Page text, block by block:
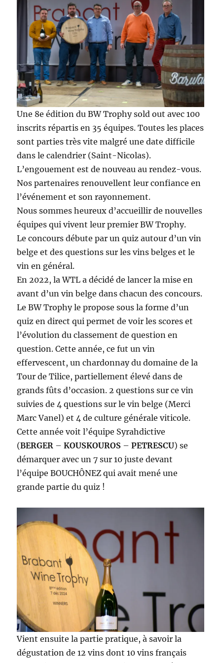
Une 8e édition du BW Trophy sold out avec 100
inscrits répartis en 35 équipes. Toutes les places
sont parties très vite malgré une date difficile
dans le calendrier (Saint-Nicolas).
L’engouement est de nouveau au rendez-vous.
Nos partenaires renouvellent leur confiance en
l’événement et son rayonnement.
Nous sommes heureux d’accueillir de nouvelles
équipes qui vivent leur premier BW Trophy.
Le concours débute par un quiz autour d’un vin
belge et des questions sur les vins belges et le
vin en général.
En 2022, la WTL a décidé de lancer la mise en
avant d’un vin belge dans chacun des concours.
Le BW Trophy le propose sous la forme d’un
quiz en direct qui permet de voir les scores et
l’évolution du classement de question en
question. Cette année, ce fut un vin
effervescent, un chardonnay du domaine de la
Tour de Tilice, partiellement élevé dans de
grands fûts d’occasion. 2 questions sur ce vin
suivies de 4 questions sur le vin belge (Merci
Marc Vanel) et 4 de culture générale viticole.
Cette année voit l’équipe Syrahdictive
(BERGER –KOUSKOUROS –PETRESCU) se
démarquer avec un 7 sur 10 juste devant
l’équipe BOUCHÔNEZ qui avait mené une
grande partie du quiz !
Vient ensuite la partie pratique, à savoir la
dégustation de 12 vins dont 10 vins français